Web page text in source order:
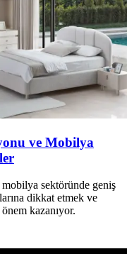
ve Mobilya
sektöründe geniş
dikkat etmek ve
kazanıyor.